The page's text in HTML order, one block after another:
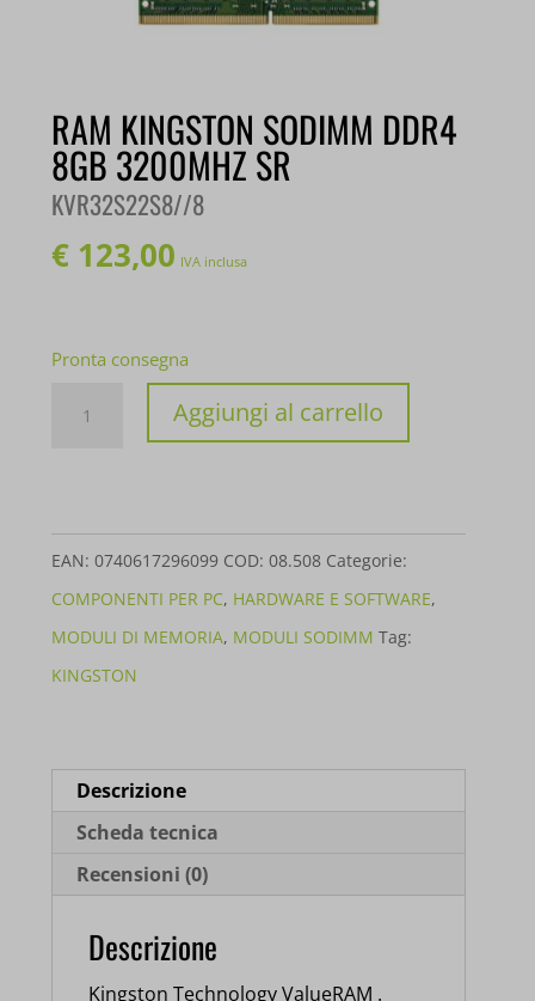
RAM KINGSTON SODIMM DDR4
8GB 3200MHZ SR
KVR32S22S8//8
€ 123,00 IVA inclusa
Pronta consegna
8GB
3200MHZ
SR
KVR32S22S8//8
Aggiungi al carrello
EAN:0740617296099 COD:08.508 Categorie:
COMPONENTI PER PC, HARDWARE E SOFTWARE,
MODULI DI MEMORIA, MODULI SODIMM Tag:
KINGSTON
Descrizione
Scheda tecnica
Recensioni (0)
Descrizione
Kingston Technology ValueRAM .